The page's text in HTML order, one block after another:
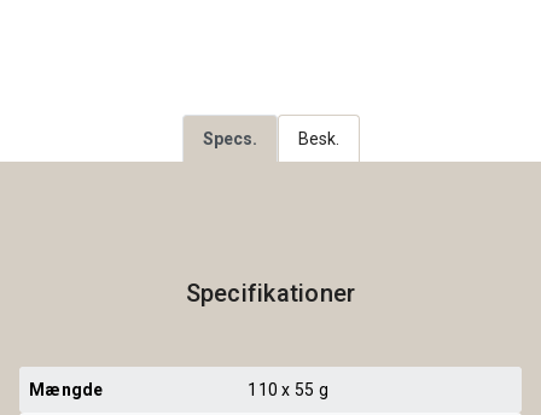
Specs. Besk.
Specifikationer
Mængde 110 x 55 g